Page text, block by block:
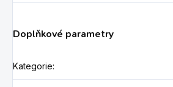
Doplňkové parametry
Kategorie: